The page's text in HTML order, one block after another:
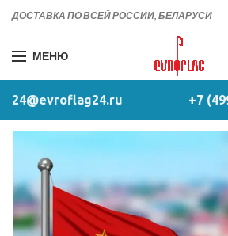
ДОСТАВКА ПО ВСЕЙ РОССИИ, БЕЛАРУСИ
МЕНЮ
24@evroflag24.ru +7